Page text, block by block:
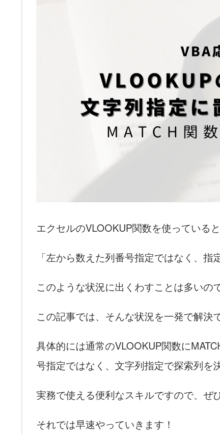
エクセルのVLOOKUP関数を使っている
「左から数えた列番号指定ではなく、
このような状況に出くわすことは多いの
この記事では、そんな状況を一発で解決
具体的には通常のVLOOKUP関数に
号指定ではなく、文字列指定で探索列を
実務で使える便利なスキルですので、ぜ
それでは早速やっていきます！